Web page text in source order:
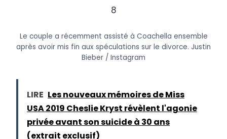
8
Le couple a récemment assisté à Coachella ensemble
après avoir mis fin aux spéculations sur le divorce. Justin
Bieber / Instagram
LIRE Les nouveaux mémoires de Miss
USA 2019 Cheslie Kryst révèlent l'agonie
privée avant son suicide à 30 ans
(extrait exclusif)